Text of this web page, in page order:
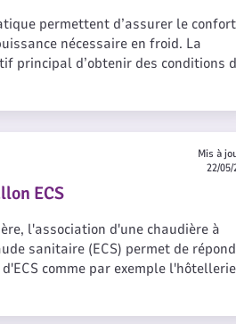
permettent d’assurer le confort
nécessaire en froid. La
principal d’obtenir des conditions
ECS
Mis à
22/05/
l'association d'une chaudière à
sanitaire (ECS) permet de
comme par exemple